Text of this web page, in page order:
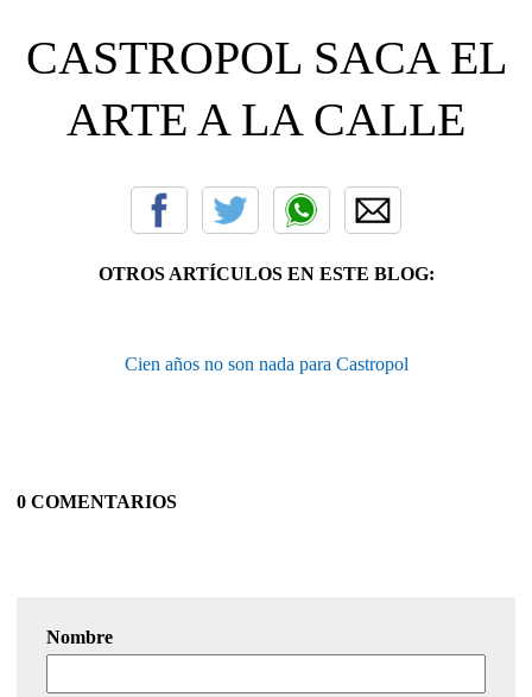
CASTROPOL SACA EL
ARTE A LA CALLE
OTROS ARTÍCULOS EN ESTE BLOG:
Cien años no son nada para Castropol
0 COMENTARIOS
Nombre